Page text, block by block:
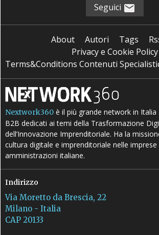
Seguici
About Autori Tags
Privacy e Cookie Policy
Terms&Conditions Contenuti
Nextwork360 è il più grande network in
B2B dedicati ai temi della Trasformazione
dell’Innovazione Imprenditoriale. Ha la
cultura digitale e imprenditoriale nelle imprese
amministrazioni italiane.
Indirizzo
Via Moretto da Brescia, 22
Milano - Italia
CAP 20133